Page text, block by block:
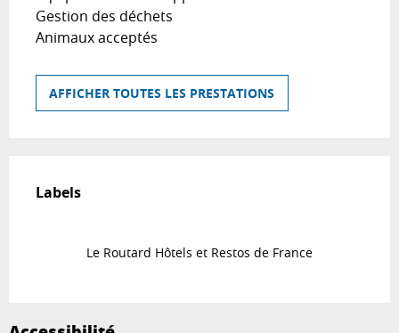
Gestion des déchets
Animaux acceptés
AFFICHER TOUTES LES PRESTATIONS
Labels
Labels
Le Routard Hôtels et Restos de France